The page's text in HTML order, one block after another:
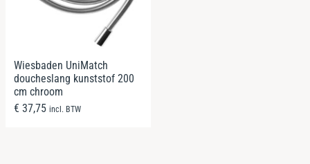
Wiesbaden UniMatch
doucheslang kunststof 200
cm chroom
€ 37,75 incl. BTW